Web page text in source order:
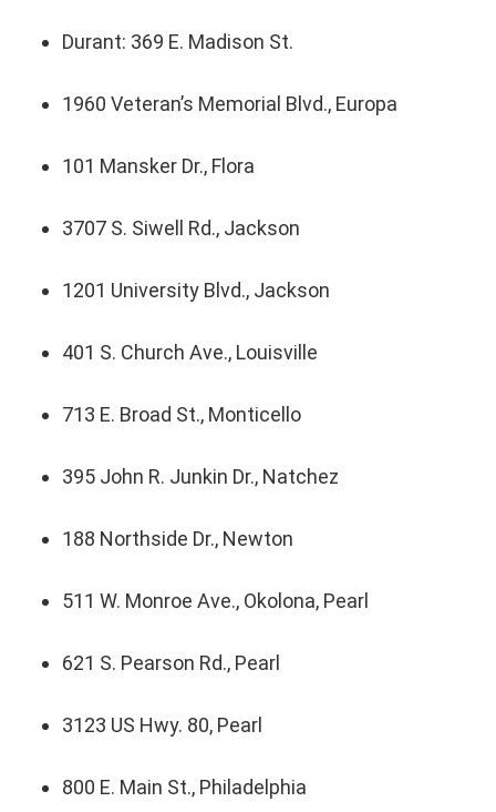
Durant: 369 E. Madison St.
1960 Veteran’s Memorial Blvd., Europa
101 Mansker Dr., Flora
3707 S. Siwell Rd., Jackson
1201 University Blvd., Jackson
401 S. Church Ave., Louisville
713 E. Broad St., Monticello
395 John R. Junkin Dr., Natchez
188 Northside Dr., Newton
511 W. Monroe Ave., Okolona, Pearl
621 S. Pearson Rd., Pearl
3123 US Hwy. 80, Pearl
800 E. Main St., Philadelphia